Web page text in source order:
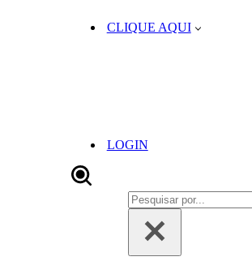
CLIQUE AQUI
LOGIN
Pesquisar
por...